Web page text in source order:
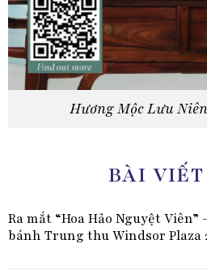
Hương Mộc Lưu
BÀI
Ra mắt “Hoa Hảo Nguyệt Viên”
bánh Trung thu Windsor Plaza